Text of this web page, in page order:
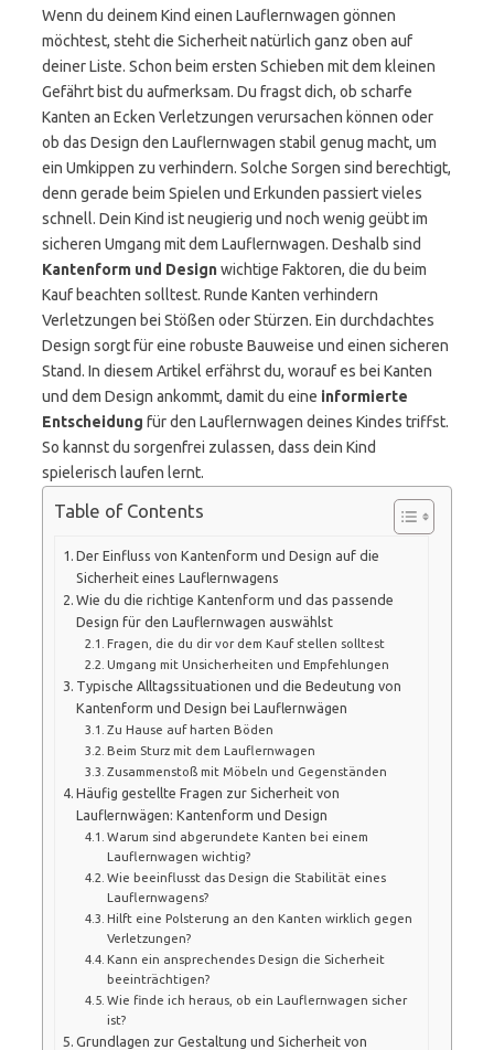
Wenn du deinem Kind einen Lauflernwagen gönnen
möchtest, steht die Sicherheit natürlich ganz oben auf
deiner Liste. Schon beim ersten Schieben mit dem kleinen
Gefährt bist du aufmerksam. Du fragst dich, ob scharfe
Kanten an Ecken Verletzungen verursachen können oder
ob das Design den Lauflernwagen stabil genug macht, um
ein Umkippen zu verhindern. Solche Sorgen sind berechtigt,
denn gerade beim Spielen und Erkunden passiert vieles
schnell. Dein Kind ist neugierig und noch wenig geübt im
sicheren Umgang mit dem Lauflernwagen. Deshalb sind
Kantenform und Designwichtige Faktoren, die du beim
Kauf beachten solltest. Runde Kanten verhindern
Verletzungen bei Stößen oder Stürzen. Ein durchdachtes
Design sorgt für eine robuste Bauweise und einen sicheren
Stand. In diesem Artikel erfährst du, worauf es bei Kanten
und dem Design ankommt, damit du eine informierte
Entscheidung für den Lauflernwagen deines Kindes triffst.
So kannst du sorgenfrei zulassen, dass dein Kind
spielerisch laufen lernt.
Table of Contents
Der Einfluss von Kantenform und Design auf die
Sicherheit eines Lauflernwagens
Wie du die richtige Kantenform und das passende
Design für den Lauflernwagen auswählst
Fragen, die du dir vor dem Kauf stellen solltest
Umgang mit Unsicherheiten und Empfehlungen
Typische Alltagssituationen und die Bedeutung von
Kantenform und Design bei Lauflernwägen
Zu Hause auf harten Böden
Beim Sturz mit dem Lauflernwagen
Zusammenstoß mit Möbeln und Gegenständen
Häufig gestellte Fragen zur Sicherheit von
Lauflernwägen: Kantenform und Design
Warum sind abgerundete Kanten bei einem
Lauflernwagen wichtig?
Wie beeinflusst das Design die Stabilität eines
Lauflernwagens?
Hilft eine Polsterung an den Kanten wirklich gegen
Verletzungen?
Kann ein ansprechendes Design die Sicherheit
beeinträchtigen?
Wie finde ich heraus, ob ein Lauflernwagen sicher
ist?
Grundlagen zur Gestaltung und Sicherheit von